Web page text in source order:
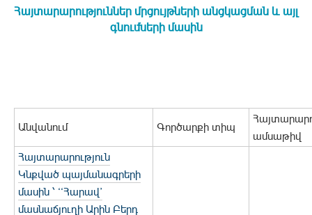
Հայտարարություններ մրցույթների անցկացման և այլ
գնումների մասին
Անվանում Գործարքի տիպ
ամսաթիվ
Հայտարարություն
Կնքված պայմանագրերի
մասին ՝ ՙՙՀարավ՚
մասնաճյուղի Արին Բերդ